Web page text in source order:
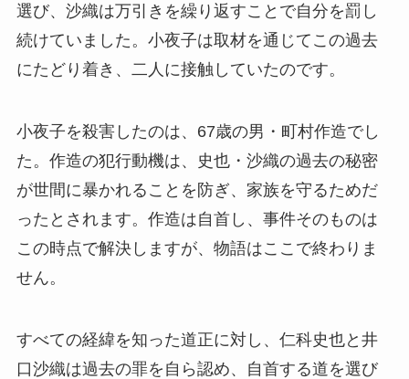
選び、沙織は万引きを繰り返すことで自分を罰し
続けていました。小夜子は取材を通じてこの過去
にたどり着き、二人に接触していたのです。
小夜子を殺害したのは、67歳の男・町村作造でし
た。作造の犯行動機は、史也・沙織の過去の秘密
が世間に暴かれることを防ぎ、家族を守るためだ
ったとされます。作造は自首し、事件そのものは
この時点で解決しますが、物語はここで終わりま
せん。
すべての経緯を知った道正に対し、仁科史也と井
口沙織は過去の罪を自ら認め、自首する道を選び